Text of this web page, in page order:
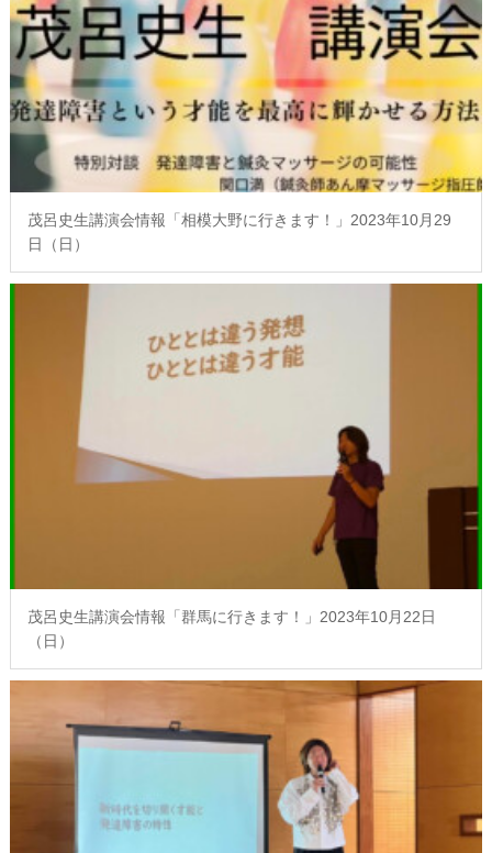
茂呂史生講演会情報「相模大野に行きます！」2023年10月29
日（日）
茂呂史生講演会情報「群馬に行きます！」2023年10月22日
（日）